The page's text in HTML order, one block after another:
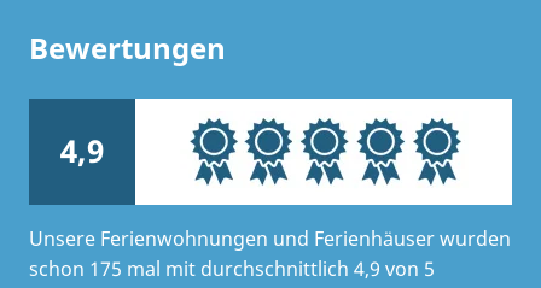
Bewertungen
4,9
Unsere Ferienwohnungen und Ferienhäuser wurden
schon 175 mal mit durchschnittlich 4,9 von 5